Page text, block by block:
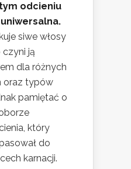
odcieniu
siwe włosy
ją
dla różnych
oraz typów
pamiętać o
który
do
karnacji.